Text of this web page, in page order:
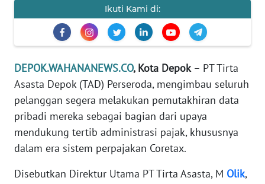
Ikuti Kami di:
DEPOK.WAHANANEWS.CO, Kota Depok– PT Tirta
Asasta Depok (TAD) Perseroda, mengimbau seluruh
pelanggan segera melakukan pemutakhiran data
pribadi mereka sebagai bagian dari upaya
mendukung tertib administrasi pajak, khususnya
dalam era sistem perpajakan Coretax.
Disebutkan Direktur Utama PT Tirta Asasta, M Olik,
DISCLAIMER
Wahana
News
Regional
WN
SUMUT
WN